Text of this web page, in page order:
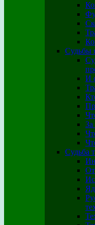
Судьбы
И
За
Судьба